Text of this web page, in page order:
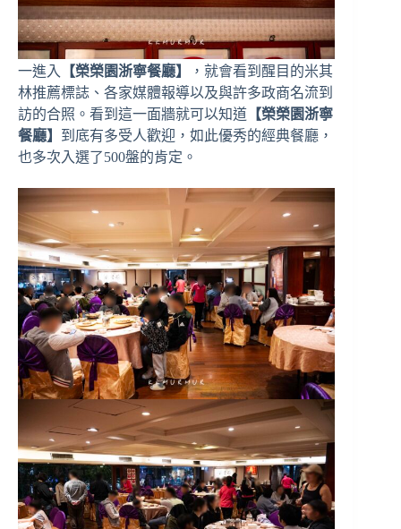
一進入 【榮榮園浙寧餐廳】
，就會看到醒目的米其
林推薦標誌、各家媒體報導以及與許多政商名流到
訪的合照。看到這一面牆就可以知道
【榮榮園浙寧
餐廳】 到底有多受人歡迎，如此優秀的經典餐廳，
也多次入選了500盤的肯定。